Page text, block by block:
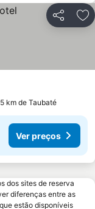
Partilhar
km de Taubaté
Ver preços
dos sites de reserva
diferenças entre as
estão disponíveis